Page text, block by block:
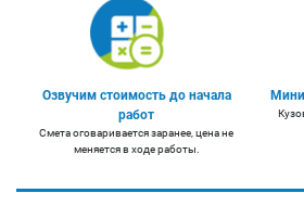
Озвучим стоимость до начала
работ
Смета оговаривается заранее, цена не
меняется в ходе работы.